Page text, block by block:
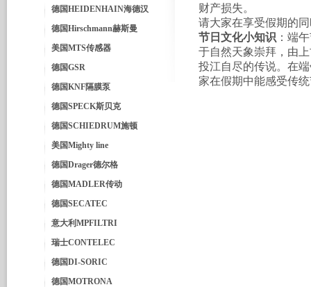
德国HEIDENHAIN海德汉
德国Hirschmann赫斯曼
美国MTS传感器
德国GSR
德国KNF隔膜泵
德国SPECK斯贝克
德国SCHIEDRUM施顿
美国Mighty line
德国Drager德尔格
德国MADLER传动
德国SECATEC
意大利MPFILTRI
瑞士CONTELEC
德国DI-SORIC
德国MOTRONA
财产损失。
请大家在享受假期的
节日文化小知识 ：端
于自然天象崇拜，由
投江自尽的传说。在
家在假期中能感受传